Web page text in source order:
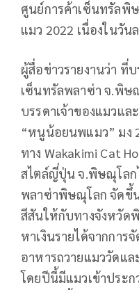
ศูนย์การค้าเซ็นทรัล
แมว 2022 เนื่องในวัน
ผู้สื่อข่าวรายงานว่า ที่
เซ็นทรัลพลาซ่า จ.พิษ
บรรดาเจ้าของแมวแล
“หนูน้อยนพแมว” มง
ทาง Wakakimi Cat
สไตล์ญี่ปุ่น จ.พิษณุโลก
พลาซ่าพิษณุโลก จัดขึ้
สีสันให้กับทางจังหวัด
หาเงินรายได้จากการ
อาหารถวายแมววัดแ
โดยปีนี้มีแมวเข้าประ